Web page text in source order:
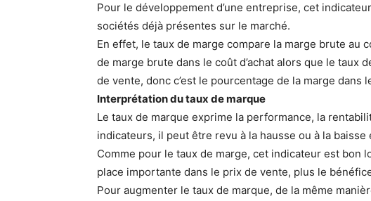
Pour le développement d’une entreprise, cet
sociétés déjà présentes sur le marché.
En effet, le taux de marge compare la marge brute au
de marge brute dans le coût d’achat alors que le taux
de vente, donc c’est le pourcentage de la marge dans
Interprétation du taux de marque
Le taux de marque exprime la performance, la
indicateurs, il peut être revu à la hausse ou à la
Comme pour le taux de marge, cet indicateur est bon
place importante dans le prix de vente, plus le
Pour augmenter le taux de marque, de la même